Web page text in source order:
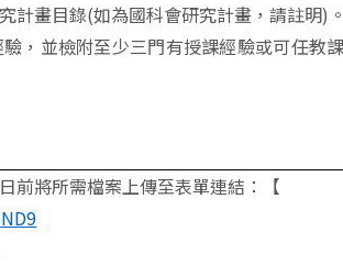
計畫目錄(如為國科會研究計畫，請註明)。
，並檢附至少三門有授課經驗或可任教
前將所需檔案上傳至表單連結：【